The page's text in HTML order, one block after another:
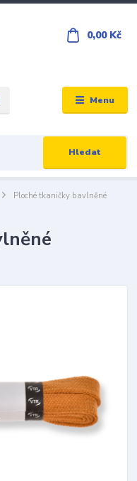
Menu
Hledat
0,00 Kč
Ploché tkaničky bavlněné